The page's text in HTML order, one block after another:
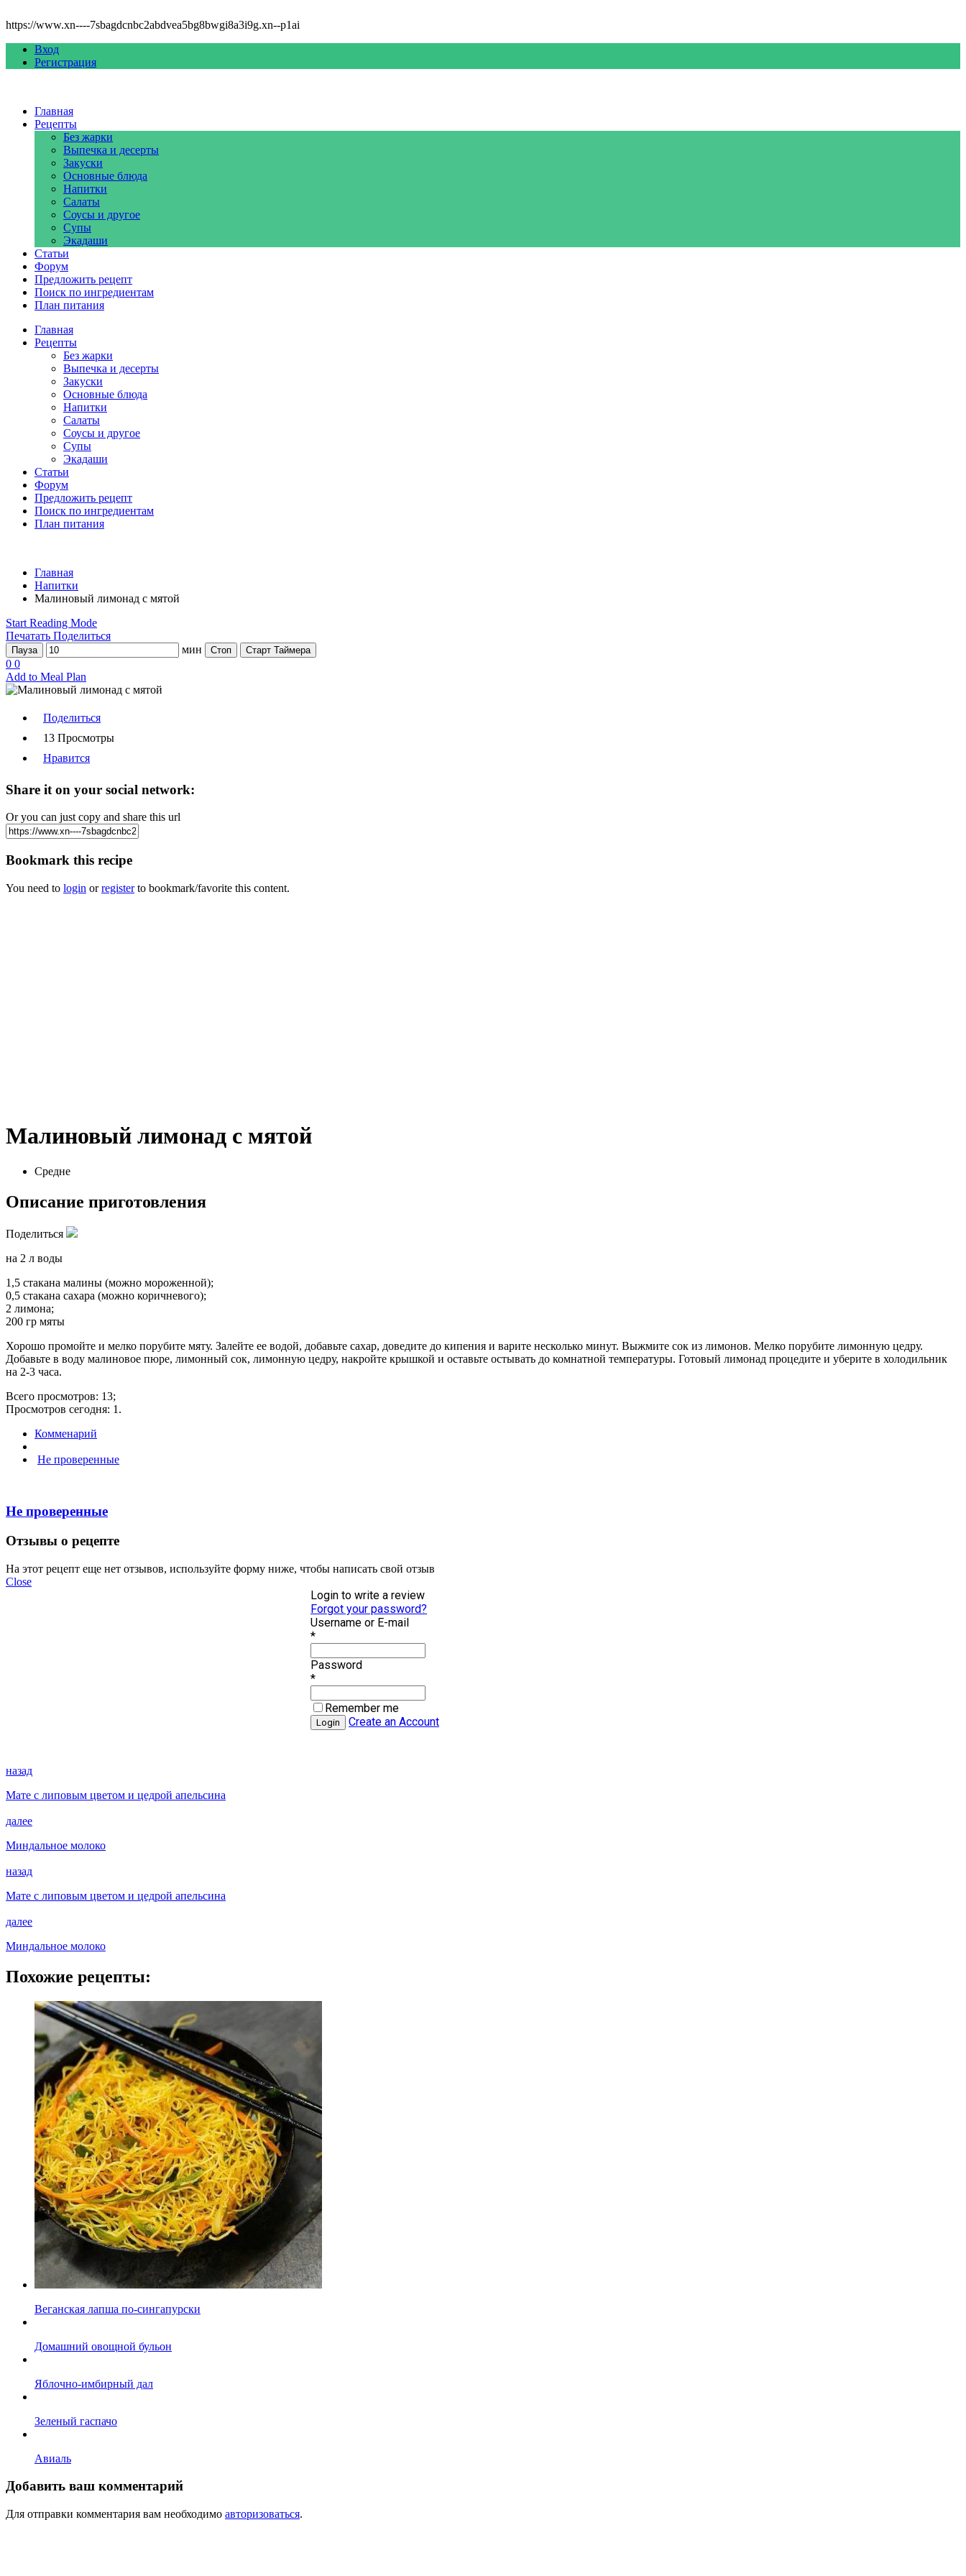
https://www.xn----7sbagdcnbc2abdvea5bg8bwgi8a3i9g.xn--p1ai
Вход
Регистрация
Главная
Рецепты
Без жарки
Выпечка и десерты
Закуски
Основные блюда
Напитки
Салаты
Соусы и другое
Супы
Экадаши
Статьи
Форум
Предложить рецепт
Поиск по ингредиентам
План питания
Главная
Рецепты
Без жарки
Выпечка и десерты
Закуски
Основные блюда
Напитки
Салаты
Соусы и другое
Супы
Экадаши
Статьи
Форум
Предложить рецепт
Поиск по ингредиентам
План питания
Главная
Напитки
Малиновый лимонад с мятой
Start Reading Mode
Печатать Поделиться
Пауза мин Стоп Старт Таймера
0 0
Add to Meal Plan
Поделиться
13 Просмотры
Нравится
Share it on your social network:
Or you can just copy and share this url
Bookmark this recipe
You need to login orregisterto bookmark/favorite this content.
Малиновый лимонад с мятой
Средне
Описание приготовления
Поделиться
на 2 л воды
1,5 стакана малины (можно мороженной);
0,5 стакана сахара (можно коричневого);
2 лимона;
200 гр мяты
Хорошо промойте и мелко порубите мяту. Залейте ее водой, добавьте сахар, доведите до кипения и варите несколько минут. Выжмите сок из лимонов. Мелко порубите лимонную цедру.
Добавьте в воду малиновое пюре, лимонный сок, лимонную цедру, накройте крышкой и оставьте остывать до комнатной температуры. Готовый лимонад процедите и уберите в холодильник
на 2-3 часа.
Всего просмотров: 13;
Просмотров сегодня: 1.
Комменарий
Не проверенные
Не проверенные
Отзывы о рецепте
На этот рецепт еще нет отзывов, используйте форму ниже, чтобы написать свой отзыв
Close
Login to write a review
Forgot your password?
Username or E-mail
*
Password
*
Remember me
Create an Account
назад
Мате с липовым цветом и цедрой апельсина
далее
Миндальное молоко
назад
Мате с липовым цветом и цедрой апельсина
далее
Миндальное молоко
Похожие рецепты:
Веганская лапша по-сингапурски
Домашний овощной бульон
Яблочно-имбирный дал
Зеленый гаспачо
Авиаль
Добавить ваш комментарий
Для отправки комментария вам необходимо авторизоваться.